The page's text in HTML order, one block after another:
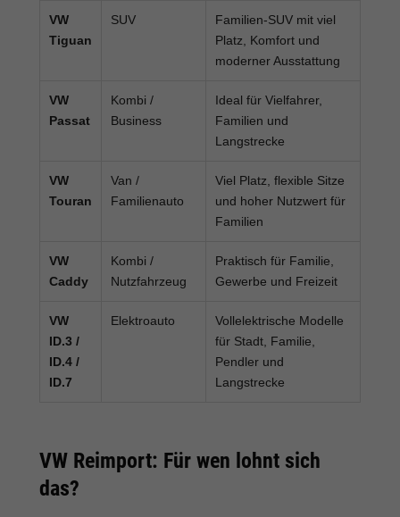
VW
Tiguan
SUV
Familien-SUV mit viel
Platz, Komfort und
moderner Ausstattung
VW
Passat
Kombi /
Business
Ideal für Vielfahrer,
Familien und
Langstrecke
VW
Touran
Van /
Familienauto
Viel Platz, flexible Sitze
und hoher Nutzwert für
Familien
VW
Caddy
Kombi /
Nutzfahrzeug
Praktisch für Familie,
Gewerbe und Freizeit
VW
ID.3 /
ID.4 /
ID.7
Elektroauto
Vollelektrische Modelle
für Stadt, Familie,
Pendler und
Langstrecke
VW Reimport: Für wen lohnt sich
das?